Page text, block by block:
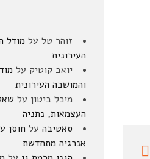
זוהר טל על מודל
העירונית
יואב קוטיק על
והמושבה העירונית
מיכל ביטון על
העצמאות, נתניה
סאטיבה על חוסן
אנרגיה מתחדשת